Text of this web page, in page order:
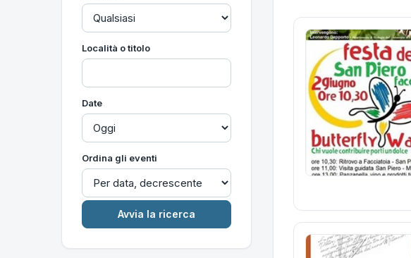
Località o titolo
Date
Ordina gli eventi